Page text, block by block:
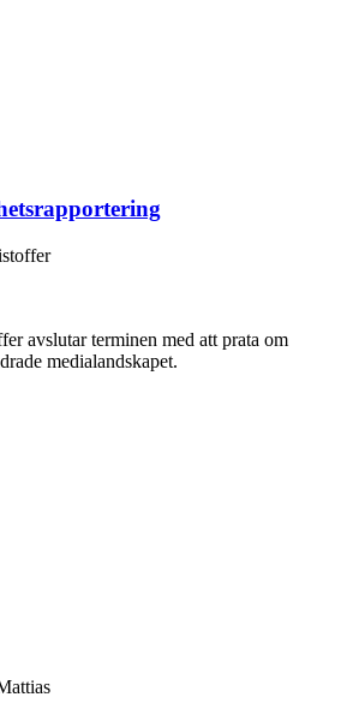
avslutar terminen med att prata om
medialandskapet.